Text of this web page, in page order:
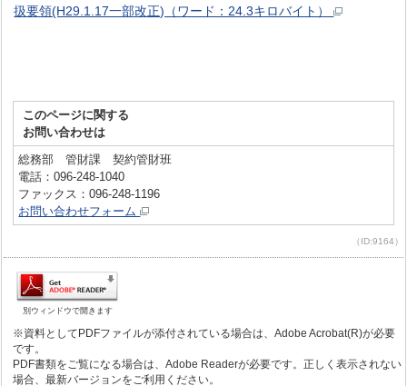
扱要領(H29.1.17一部改正)（ワード：24.3キロバイト）
このページに関する
お問い合わせは
総務部 管財課 契約管財班
電話：096-248-1040
ファックス：096-248-1196
お問い合わせフォーム
（ID:9164）
別ウィンドウで開きます
※資料としてPDFファイルが添付されている場合は、Adobe Acrobat(R)が必要
です。
PDF書類をご覧になる場合は、Adobe Readerが必要です。正しく表示されない
場合、最新バージョンをご利用ください。